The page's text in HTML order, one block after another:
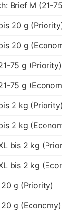
Brief M (21-
20 g (Priority)
20 g
75 g (Priority)
75 g
2 kg (Priority)
2 kg
bis 2 kg
bis 2 kg
g (Priority)
g (Economy)